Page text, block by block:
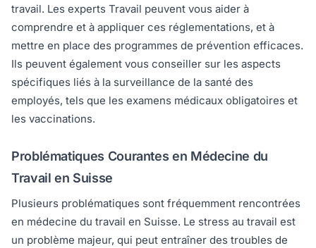
travail. Les experts Travail peuvent vous aider à
comprendre et à appliquer ces réglementations, et à
mettre en place des programmes de prévention efficaces.
Ils peuvent également vous conseiller sur les aspects
spécifiques liés à la surveillance de la santé des
employés, tels que les examens médicaux obligatoires et
les vaccinations.
Problématiques Courantes en Médecine du
Travail en Suisse
Plusieurs problématiques sont fréquemment rencontrées
en médecine du travail en Suisse. Le stress au travail est
un problème majeur, qui peut entraîner des troubles de